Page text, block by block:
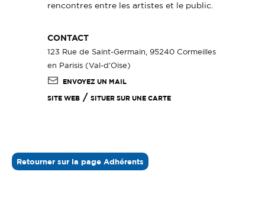
rencontres entre les artistes et le public.
CONTACT
123 Rue de Saint-Germain, 95240 Cormeilles
en Parisis (Val-d'Oise)
ENVOYEZ UN MAIL
SITE WEB / SITUER SUR UNE CARTE
Retourner sur la page Adhérents